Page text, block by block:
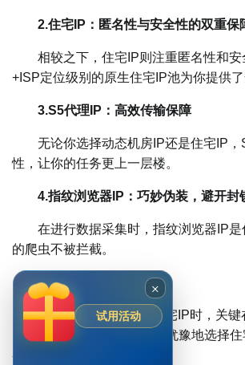
2.住宅IP：匿名性与安全性的双重保
相较之下，住宅IP则注重匿名性和安
+ISP定位级别的原生住宅IP池为你提供
3.S5代理IP：高效传输保障
无论你选择动态机房IP还是住宅IP，
性，让你的任务更上一层楼。
4.指纹浏览器IP：巧妙伪装，避开封
在进行数据采集时，指纹浏览器IP是
的爬虫不被拦截。
5.如何选择？
在选择动态机房IP和住宅IP时，关键
匿名性和安全性，那就毫不犹豫地选择
各类数据采集工作。
×
试用活动